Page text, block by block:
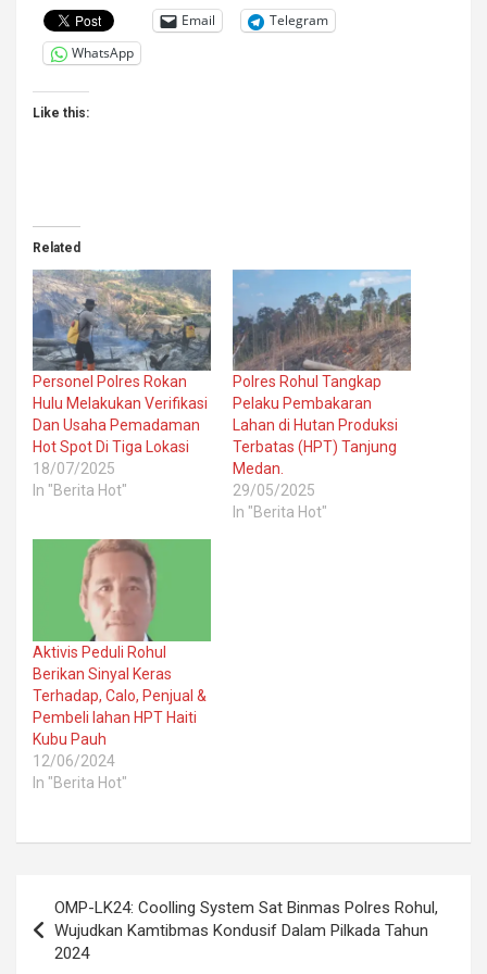
Email
Telegram
WhatsApp
Like this:
Related
Personel Polres Rokan
Hulu Melakukan Verifikasi
Dan Usaha Pemadaman
Hot Spot Di Tiga Lokasi
18/07/2025
In "Berita Hot"
Polres Rohul Tangkap
Pelaku Pembakaran
Lahan di Hutan Produksi
Terbatas (HPT) Tanjung
Medan.
29/05/2025
In "Berita Hot"
Aktivis Peduli Rohul
Berikan Sinyal Keras
Terhadap, Calo, Penjual &
Pembeli lahan HPT Haiti
Kubu Pauh
12/06/2024
In "Berita Hot"
navigation
OMP-LK24: Coolling System Sat Binmas Polres Rohul,
Wujudkan Kamtibmas Kondusif Dalam Pilkada Tahun
2024